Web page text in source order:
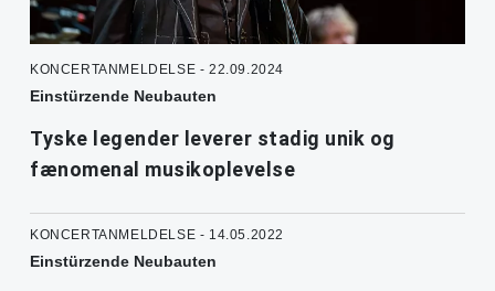
KONCERTANMELDELSE - 22.09.2024
Einstürzende Neubauten
Tyske legender leverer stadig unik og
fænomenal musikoplevelse
KONCERTANMELDELSE - 14.05.2022
Einstürzende Neubauten